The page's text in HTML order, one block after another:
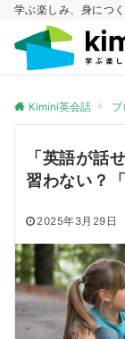
学ぶ楽しみ、身につ
Kimini英会話 ブ
「英語が話
習わない？
2025年3月29日